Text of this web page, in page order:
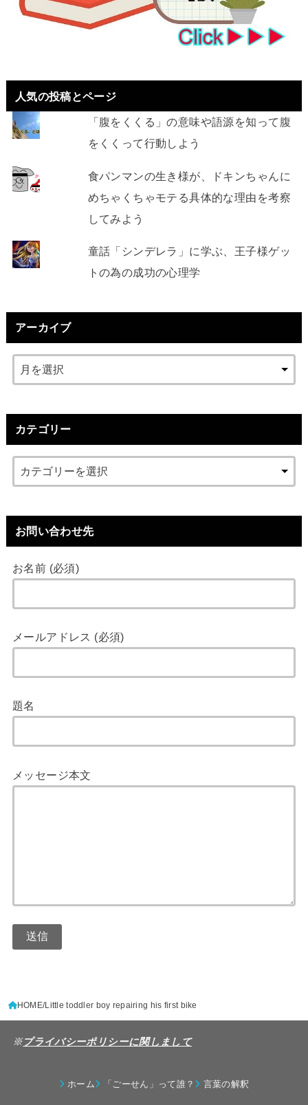
人気の投稿とページ
「腹をくくる」の意味や語源を知って腹
をくくって行動しよう
食パンマンの生き様が、ドキンちゃんに
めちゃくちゃモテる具体的な理由を考察
してみよう
童話「シンデレラ」に学ぶ、王子様ゲッ
トの為の成功の心理学
アーカイブ
カテゴリー
お問い合わせ先
お名前 (必須)
メールアドレス (必須)
題名
メッセージ本文
HOME Little toddler boy repairing his first bike
※プライバシーポリシーに関しまして
ホーム 「ごーせん」って誰？ 言葉の解釈